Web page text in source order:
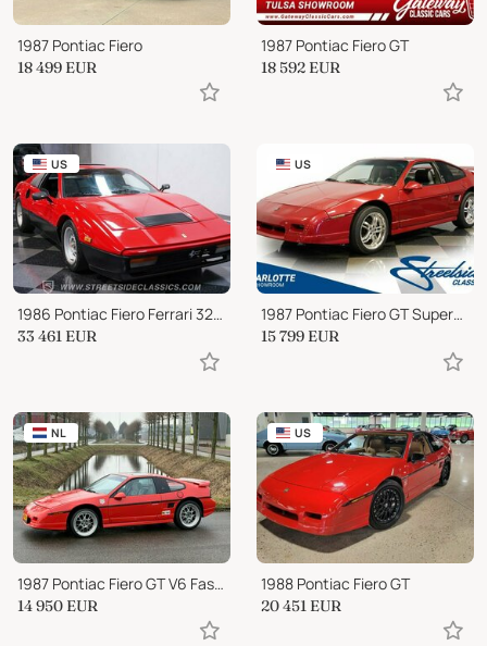
1987 Pontiac Fiero
18 499 EUR
1987 Pontiac Fiero GT
18 592 EUR
US
1986 Pontiac Fiero Ferrari 328 GTB Replica
33 461 EUR
US
1987 Pontiac Fiero GT Supercharged
15 799 EUR
NL
1987 Pontiac Fiero GT V6 Fastback
14 950 EUR
US
1988 Pontiac Fiero GT
20 451 EUR